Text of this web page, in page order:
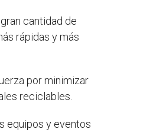
cantidad de
rápidas y más
por minimizar
reciclables.
equipos y eventos